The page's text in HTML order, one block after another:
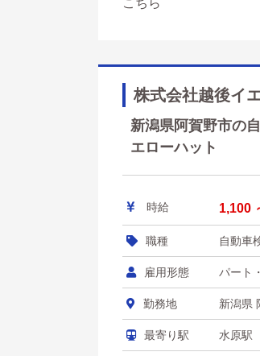
こちら
株式会社越後イ
新潟県阿賀野市の
エローハット
時給 1,100
職種 自動車
雇用形態 パート
勤務地 新潟県
最寄り駅 水原駅